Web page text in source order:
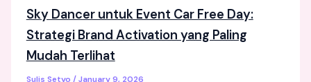
Sky Dancer untuk Event Car Free Day:
Strategi Brand Activation yang Paling
Mudah Terlihat
Sulis Setyo /January 9, 2026